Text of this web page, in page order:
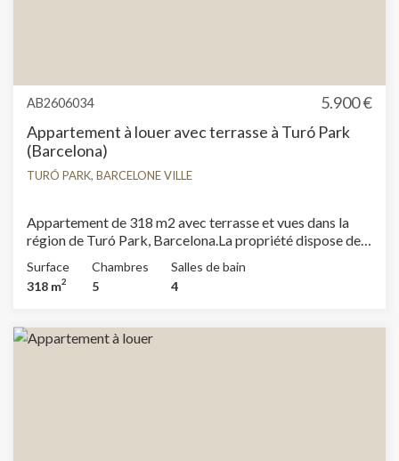
AB2606034
5.900 €
Appartement à louer avec terrasse à Turó Park
(Barcelona)
TURÓ PARK, BARCELONE VILLE
Appartement de 318 m2 avec terrasse et vues dans la
région de Turó Park, Barcelona.La propriété dispose de 5
intégrées, buanderie, chauffage et concierge.*
Conformément à la Loi 12/2023 et à la Loi 18/2007, nous
certificat étatique informatif de référence des loyers
n'est applicable à ce bien.Aucun contrat de location de
Surface
318 m2
Chambres
5
Salles de bain
4